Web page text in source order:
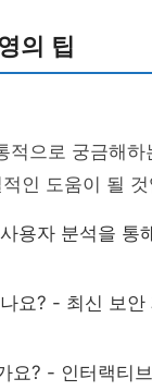
의 팁
으로 궁금해
인 도움이 될
용자 분석을 통
요? - 최신 보
요? - 인터랙티